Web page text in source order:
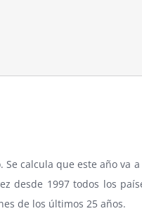
calcula que este año va
desde 1997 todos los
de los últimos 25 años.